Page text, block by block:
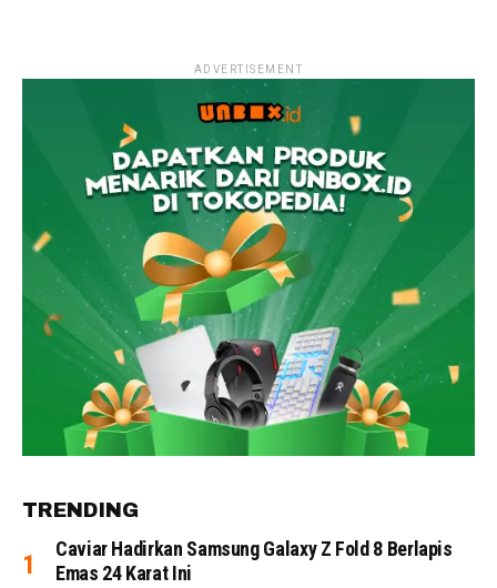
ADVERTISEMENT
TRENDING
Caviar Hadirkan Samsung Galaxy Z Fold 8 Berlapis
Emas 24 Karat Ini